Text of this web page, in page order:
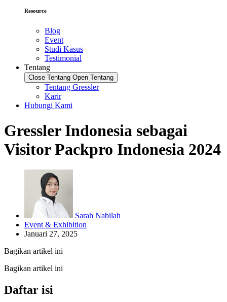
Resource
Blog
Event
Studi Kasus
Testimonial
Tentang
Close Tentang Open Tentang
Tentang Gressler
Karir
Hubungi Kami
Gressler Indonesia sebagai
Visitor Packpro Indonesia 2024
Sarah Nabilah
Event & Exhibition
Januari 27, 2025
Bagikan artikel ini
Bagikan artikel ini
Daftar isi